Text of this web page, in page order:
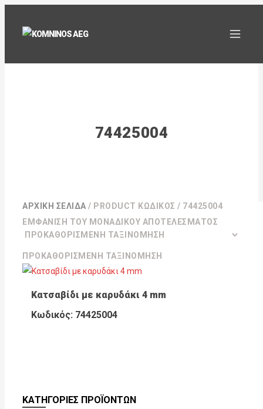
74425004
ΑΡΧΙΚΉ ΣΕΛΊΔΑ / PRODUCT ΚΩΔΙΚΌΣ / 74425004
ΕΜΦΆΝΙΣΗ ΤΟΥ ΜΟΝΑΔΙΚΟΎ ΑΠΟΤΕΛΈΣΜΑΤΟΣ
ΠΡΟΚΑΘΟΡΙΣΜΈΝΗ ΤΑΞΙΝΌΜΗΣΗ
Κατσαβίδι με καρυδάκι 4 mm
Κωδικός: 74425004
ΚΑΤΗΓΟΡΙΕΣ ΠΡΟΪΟΝΤΩΝ